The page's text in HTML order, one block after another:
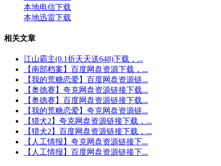
本地电信下载
本地迅雷下载
相关文章
江山霸主(0.1折天天送648)下载，...
【南部档案】百度网盘资源下载，...
【我的荒糖恋爱】百度网盘资源链...
【奥德赛】夸克网盘资源链接下载...
【奥德赛】百度网盘资源链接下载...
【我的荒糖恋爱】夸克网盘资源链...
【猎犬2】夸克网盘资源链接下载，...
【猎犬2】百度网盘资源链接下载，...
【人工情报】夸克网盘资源链接下...
【人工情报】百度网盘资源链接下...